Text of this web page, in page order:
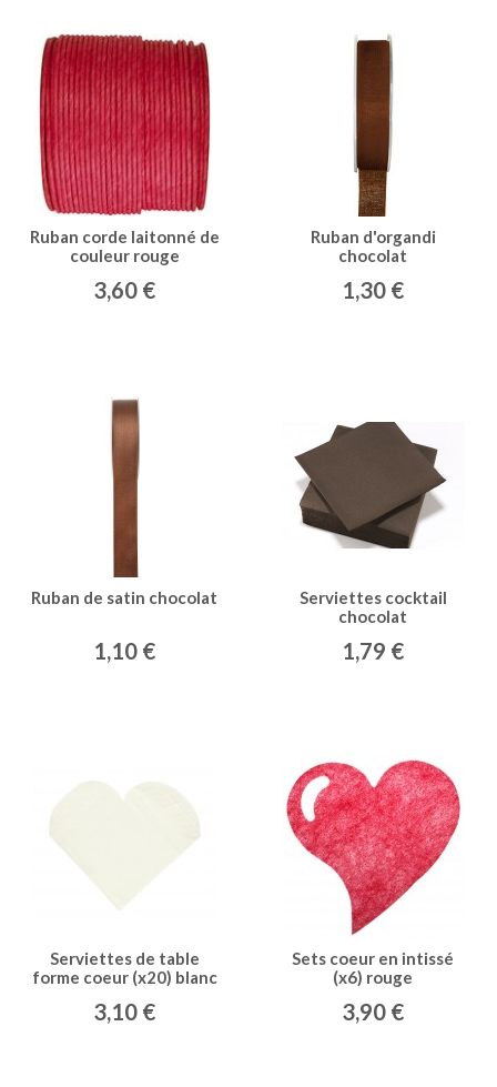
Ruban corde laitonné de
couleur rouge
3,60 €
Ruban d'organdi
chocolat
1,30 €
Ruban de satin chocolat
1,10 €
Serviettes cocktail
chocolat
1,79 €
Serviettes de table
forme coeur (x20) blanc
3,10 €
Sets coeur en intissé
(x6) rouge
3,90 €